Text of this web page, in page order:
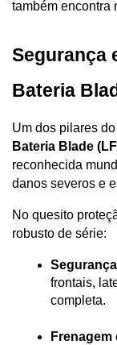
também encontra
Segurança
Bateria
Bateria Blade
reconhecida
danos severos e
No quesito
robusto de série:
frontais,
completa.
Frenagem